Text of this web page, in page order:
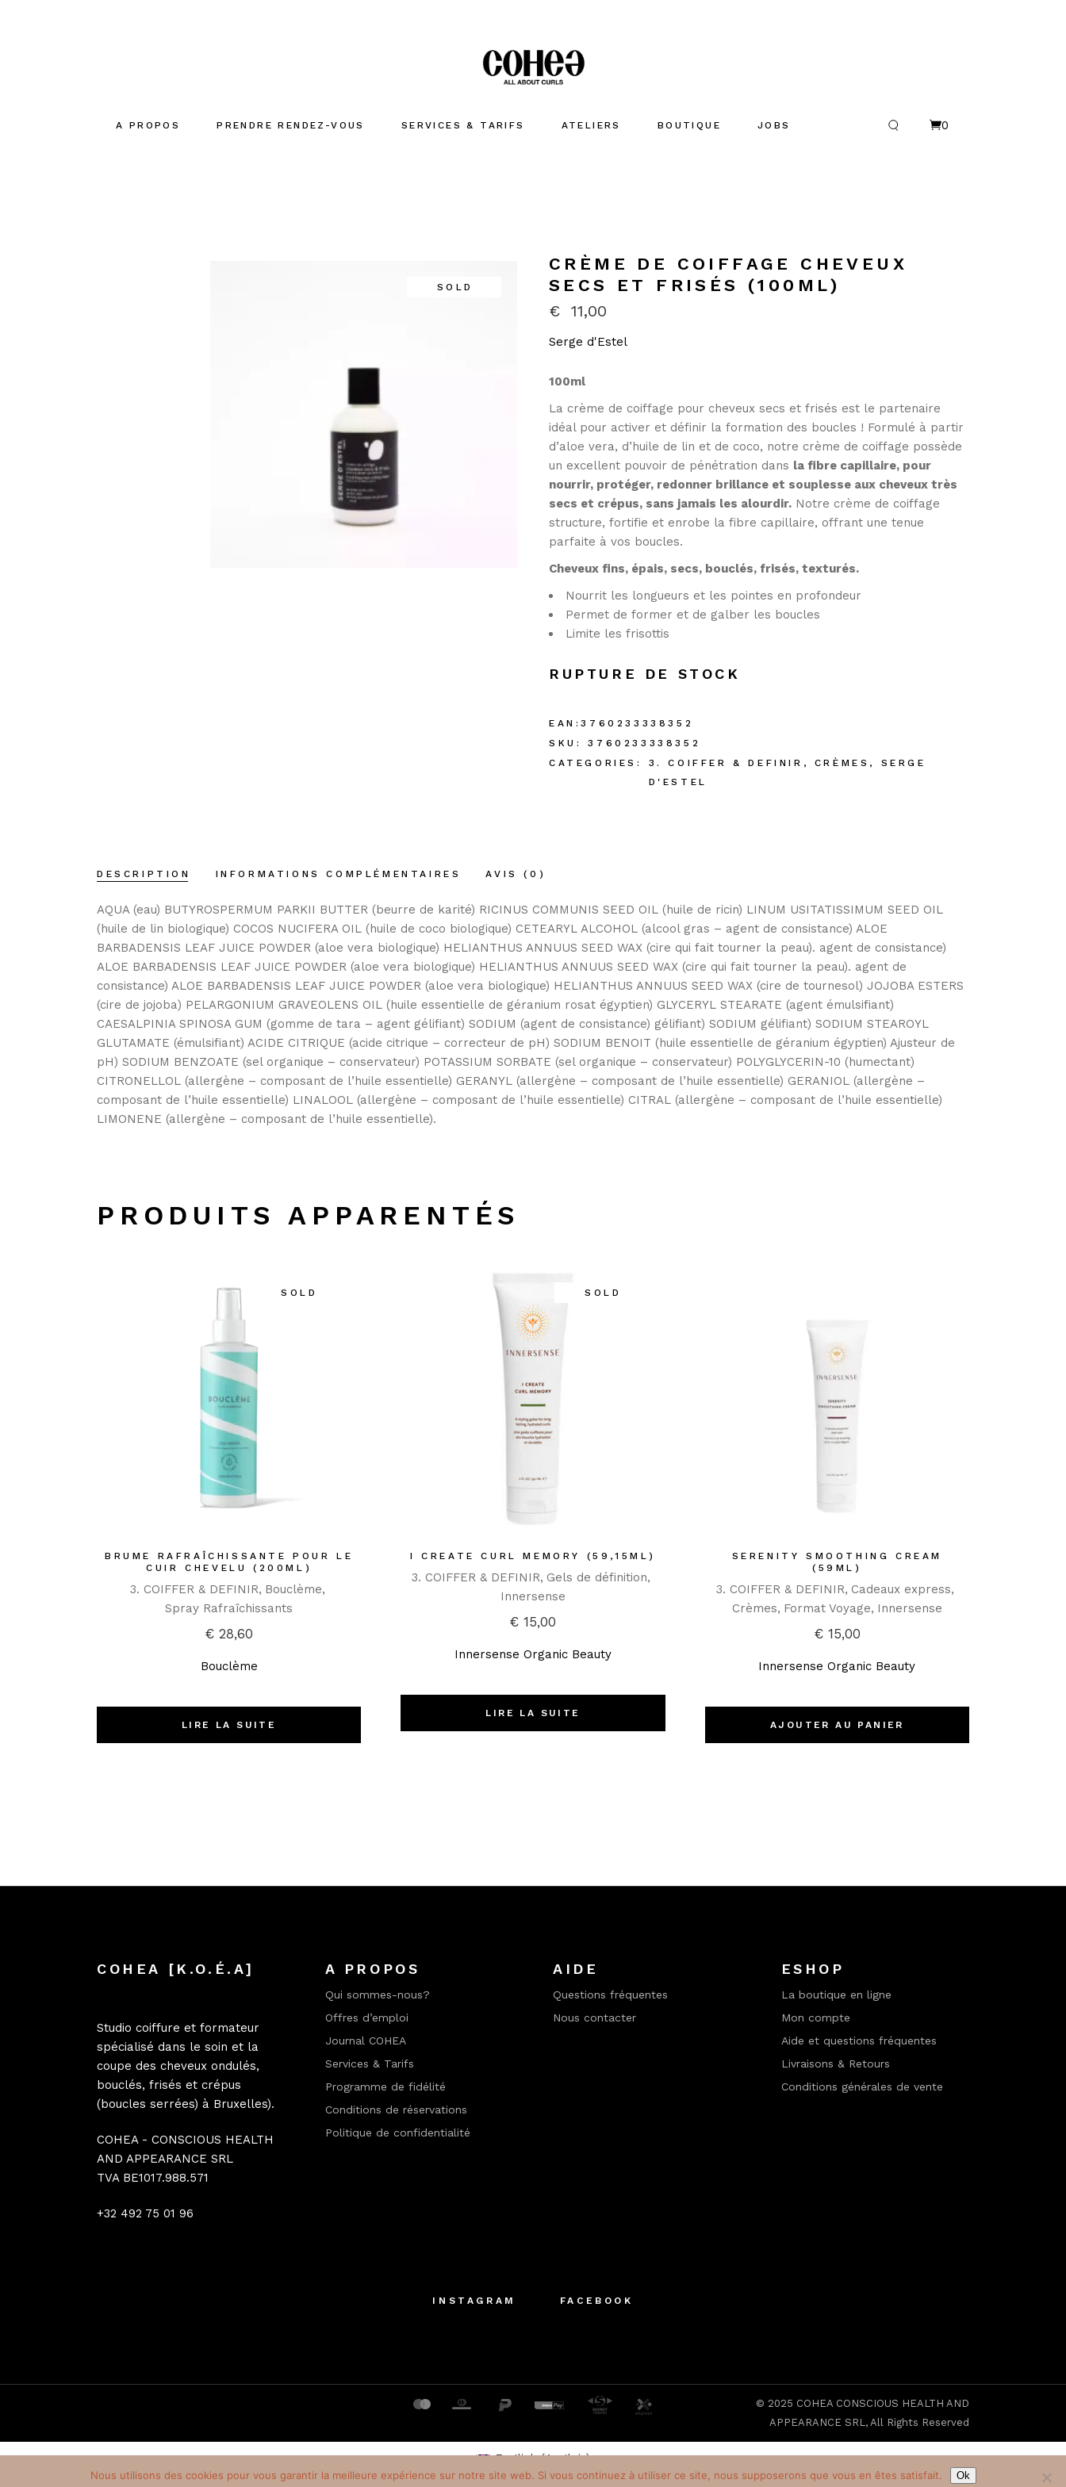
A PROPOS PRENDRE RENDEZ-VOUS SERVICES & TARIFS ATELIERS BOUTIQUE
MARQUES
JOBS 0
SOLD
CRÈME DE COIFFAGE CHEVEUX
SECS ET FRISÉS (100ML)
€ 11,00
Serge d'Estel
100ml
La crème de coiffage pour cheveux secs et frisés est le partenaire
idéal pour activer et définir la formation des boucles ! Formulé à partir
d’aloe vera, d’huile de lin et de coco, notre crème de coiffage possède
un excellent pouvoir de pénétration dans la fibre capillaire, pour
nourrir, protéger, redonner brillance et souplesse aux cheveux très
secs et crépus, sans jamais les alourdir. Notre crème de coiffage
structure, fortifie et enrobe la fibre capillaire, offrant une tenue
parfaite à vos boucles.
Cheveux fins, épais, secs, bouclés, frisés, texturés.
Nourrit les longueurs et les pointes en profondeur
Permet de former et de galber les boucles
Limite les frisottis
RUPTURE DE STOCK
EAN:3760233338352
SKU:
3760233338352
CATEGORIES:
3. COIFFER & DEFINIR , CRÈMES , SERGE
D'ESTEL
DESCRIPTION INFORMATIONS COMPLÉMENTAIRES AVIS (0)
AQUA (eau) BUTYROSPERMUM PARKII BUTTER (beurre de karité) RICINUS COMMUNIS SEED OIL (huile de ricin) LINUM USITATISSIMUM SEED OIL
(huile de lin biologique) COCOS NUCIFERA OIL (huile de coco biologique) CETEARYL ALCOHOL (alcool gras – agent de consistance) ALOE
BARBADENSIS LEAF JUICE POWDER (aloe vera biologique) HELIANTHUS ANNUUS SEED WAX (cire qui fait tourner la peau). agent de consistance)
ALOE BARBADENSIS LEAF JUICE POWDER (aloe vera biologique) HELIANTHUS ANNUUS SEED WAX (cire qui fait tourner la peau). agent de
consistance) ALOE BARBADENSIS LEAF JUICE POWDER (aloe vera biologique) HELIANTHUS ANNUUS SEED WAX (cire de tournesol) JOJOBA ESTERS
(cire de jojoba) PELARGONIUM GRAVEOLENS OIL (huile essentielle de géranium rosat égyptien) GLYCERYL STEARATE (agent émulsifiant)
CAESALPINIA SPINOSA GUM (gomme de tara – agent gélifiant) SODIUM (agent de consistance) gélifiant) SODIUM gélifiant) SODIUM STEAROYL
GLUTAMATE (émulsifiant) ACIDE CITRIQUE (acide citrique – correcteur de pH) SODIUM BENOIT (huile essentielle de géranium égyptien) Ajusteur de
pH) SODIUM BENZOATE (sel organique – conservateur) POTASSIUM SORBATE (sel organique – conservateur) POLYGLYCERIN-10 (humectant)
CITRONELLOL (allergène – composant de l’huile essentielle) GERANYL (allergène – composant de l’huile essentielle) GERANIOL (allergène –
composant de l’huile essentielle) LINALOOL (allergène – composant de l’huile essentielle) CITRAL (allergène – composant de l’huile essentielle)
LIMONENE (allergène – composant de l’huile essentielle).
PRODUITS APPARENTÉS
SOLD
BRUME RAFRAÎCHISSANTE POUR LE
CUIR CHEVELU (200ML)
3. COIFFER & DEFINIR Bouclème
Spray Rafraîchissants
€ 28,60
Bouclème
LIRE LA SUITE
SOLD
I CREATE CURL MEMORY (59,15ML)
3. COIFFER & DEFINIR Gels de définition
Innersense
€ 15,00
Innersense Organic Beauty
LIRE LA SUITE
SERENITY SMOOTHING CREAM
(59ML)
3. COIFFER & DEFINIR Cadeaux express
Crèmes Format Voyage Innersense
€15,00
Innersense Organic Beauty
AJOUTER AU PANIER
COHEA [K.O.É.A]
Studio coiffure et formateur
spécialisé dans le soin et la
coupe des cheveux ondulés,
bouclés, frisés et crépus
(boucles serrées) à Bruxelles).
COHEA - CONSCIOUS HEALTH
AND APPEARANCE SRL
TVA BE1017.988.571
+32 492 75 01 96
A PROPOS
Qui sommes-nous?
Offres d’emploi
Journal COHEA
Services & Tarifs
Programme de fidélité
Conditions de réservations
Politique de confidentialité
AIDE
Questions fréquentes
Nous contacter
ESHOP
La boutique en ligne
Mon compte
Aide et questions fréquentes
Livraisons & Retours
Conditions générales de vente
INSTAGRAM FACEBOOK
© 2025 COHEA CONSCIOUS HEALTH AND
APPEARANCE SRL, All Rights Reserved
English(Anglais)
Nous utilisons des cookies pour vous garantir la meilleure expérience sur notre site web. Si vous continuez à utiliser ce site, nous supposerons que vous en êtes satisfait. Ok